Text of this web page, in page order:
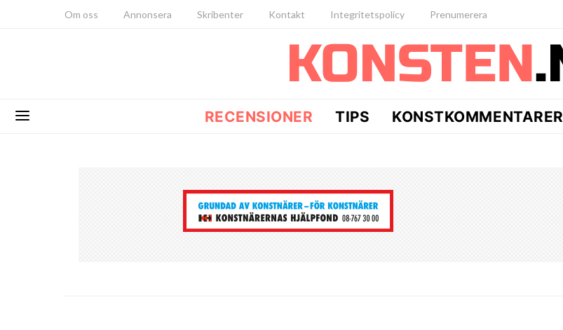
Om oss Annonsera Skribenter Kontakt Integritetspolicy Prenumerera
RECENSIONER TIPS KONSTKOMMENTARER